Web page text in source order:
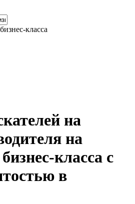
класса
на
на
класса с
в